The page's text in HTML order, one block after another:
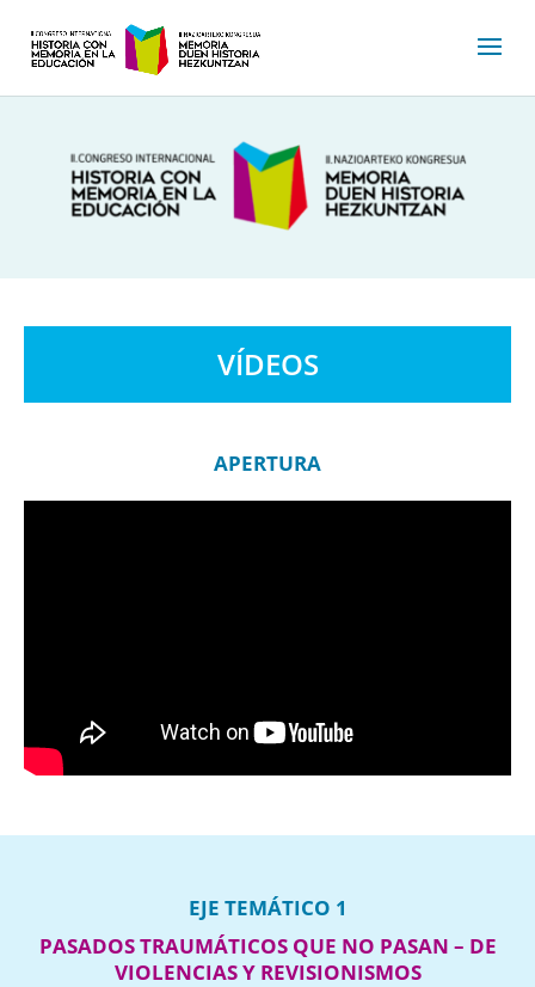
VÍDEOS
APERTURA
EJE TEMÁTICO 1
PASADOS TRAUMÁTICOS QUE NO PASAN – DE
VIOLENCIAS Y REVISIONISMOS